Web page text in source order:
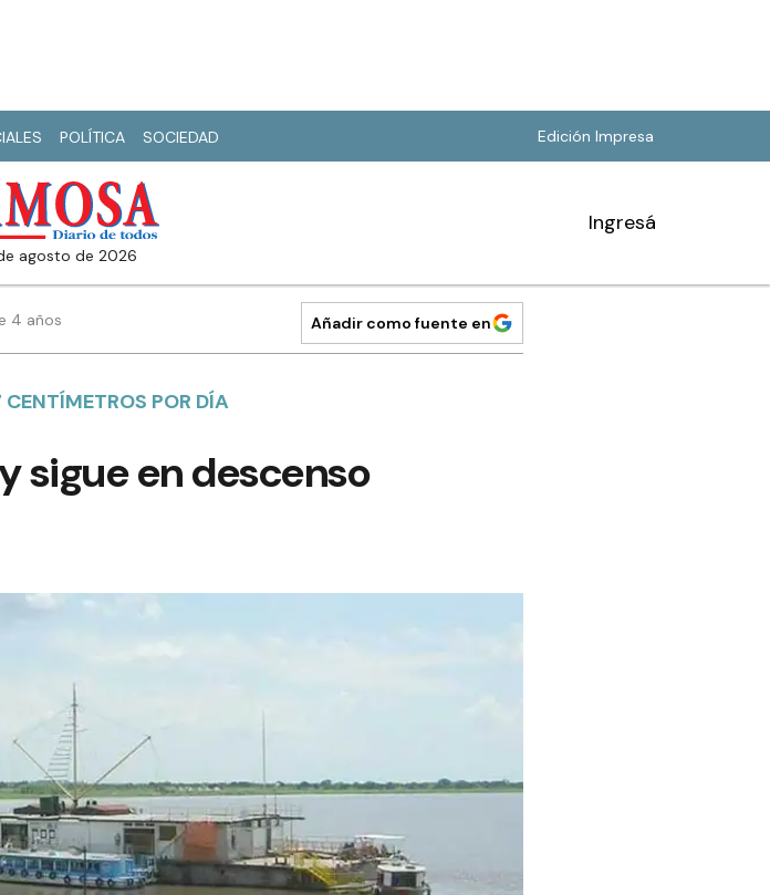
POLÍTICA SOCIEDAD Edición Impresa
agosto de 2026
Ingresá
4 años Añadir como fuente en
CENTÍMETROS POR DÍA
sigue en descenso